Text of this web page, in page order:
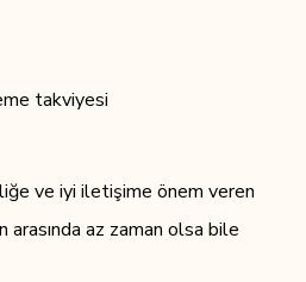
takviyesi
ve iyi iletişime önem veren
az zaman olsa bile